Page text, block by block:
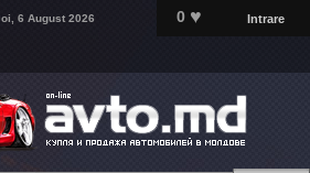
6 August 2026 0 ♥ Intrare